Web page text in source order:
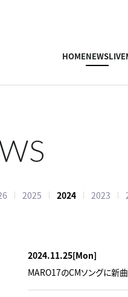
HOMENEWSLIVE
2025 2024 2023
2024.11.25[Mon]
MARO17のCMソングに新曲